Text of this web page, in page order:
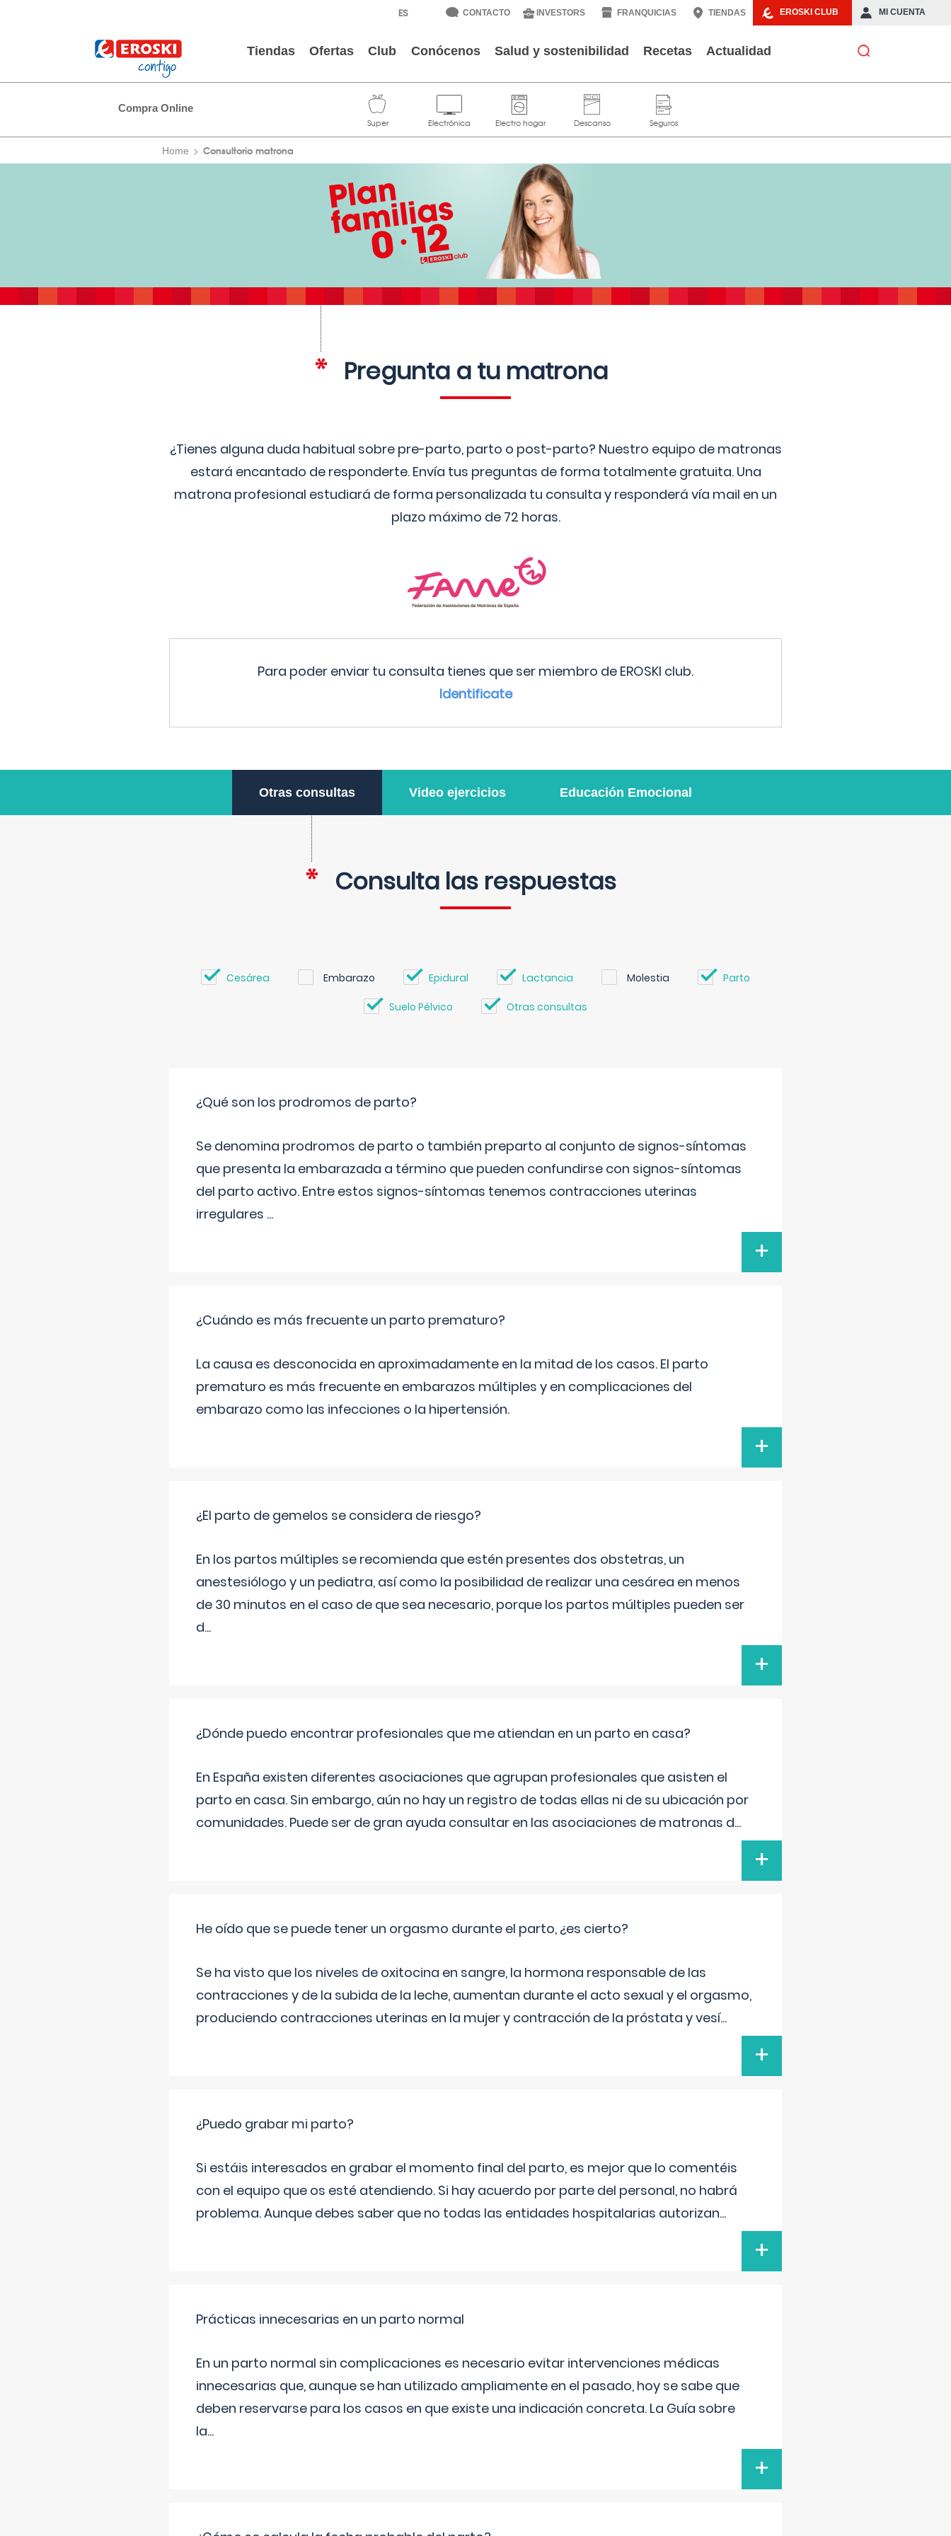
EROSKI CLUB MI CUENTA
CONTACTO INVESTORS FRANQUICIAS TIENDAS
Tiendas Ofertas Club Conócenos Salud y sostenibilidad Recetas Actualidad
Compra Online
Home Consultorio matrona
Pregunta a tu matrona
¿Tienes alguna duda habitual sobre pre-parto, parto o post-parto? Nuestro equipo de matronas
estará encantado de responderte. Envía tus preguntas de forma totalmente gratuita. Una
matrona profesional estudiará de forma personalizada tu consulta y responderá vía mail en un
plazo máximo de 72 horas.
Para poder enviar tu consulta tienes que ser miembro de EROSKI club.
Identificate
Otras consultas Video ejercicios Educación Emocional
Consulta las respuestas
Cesárea Embarazo Epidural Lactancia Molestia Parto
Suelo Pélvico Otras consultas
¿Qué son los prodromos de parto?
Se denomina prodromos de parto o también preparto al conjunto de signos-síntomas
que presenta la embarazada a término que pueden confundirse con signos-síntomas
del parto activo. Entre estos signos-síntomas tenemos contracciones uterinas
irregulares ...
+
¿Cuándo es más frecuente un parto prematuro?
La causa es desconocida en aproximadamente en la mitad de los casos. El parto
prematuro es más frecuente en embarazos múltiples y en complicaciones del
embarazo como las infecciones o la hipertensión.
+
¿El parto de gemelos se considera de riesgo?
En los partos múltiples se recomienda que estén presentes dos obstetras, un
anestesiólogo y un pediatra, así como la posibilidad de realizar una cesárea en menos
de 30 minutos en el caso de que sea necesario, porque los partos múltiples pueden ser
d...
+
¿Dónde puedo encontrar profesionales que me atiendan en un parto en casa?
En España existen diferentes asociaciones que agrupan profesionales que asisten el
parto en casa. Sin embargo, aún no hay un registro de todas ellas ni de su ubicación por
comunidades. Puede ser de gran ayuda consultar en las asociaciones de matronas d...
+
He oído que se puede tener un orgasmo durante el parto, ¿es cierto?
Se ha visto que los niveles de oxitocina en sangre, la hormona responsable de las
contracciones y de la subida de la leche, aumentan durante el acto sexual y el orgasmo,
produciendo contracciones uterinas en la mujer y contracción de la próstata y vesí...
+
¿Puedo grabar mi parto?
Si estáis interesados en grabar el momento final del parto, es mejor que lo comentéis
con el equipo que os esté atendiendo. Si hay acuerdo por parte del personal, no habrá
problema. Aunque debes saber que no todas las entidades hospitalarias autorizan...
+
Prácticas innecesarias en un parto normal
En un parto normal sin complicaciones es necesario evitar intervenciones médicas
innecesarias que, aunque se han utilizado ampliamente en el pasado, hoy se sabe que
deben reservarse para los casos en que existe una indicación concreta. La Guía sobre
la...
+